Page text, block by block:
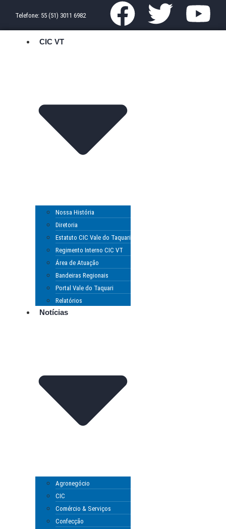
Telefone: 55 (51) 3011 6982
CIC VT
Nossa História
Diretoria
Estatuto CIC Vale do Taquari
Regimento Interno CIC VT
Área de Atuação
Bandeiras Regionais
Portal Vale do Taquari
Relatórios
Notícias
Agronegócio
CIC
Comércio & Serviços
Confecção